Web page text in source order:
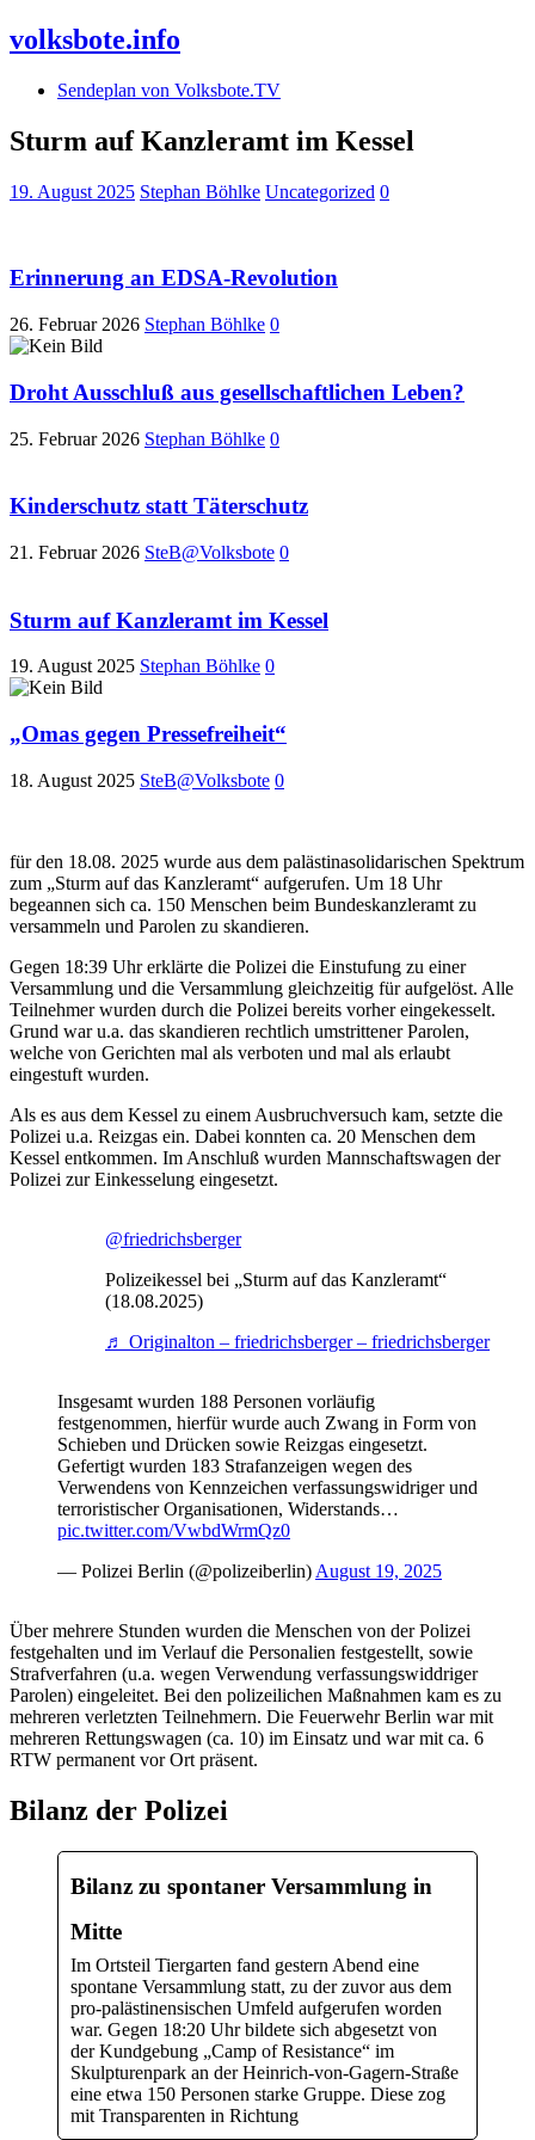
volksbote.info
Sendeplan von Volksbote.TV
Sturm auf Kanzleramt im Kessel
19. August 2025 Stephan Böhlke Uncategorized 0
Erinnerung an EDSA-Revolution
26. Februar 2026 Stephan Böhlke 0
Droht Ausschluß aus gesellschaftlichen Leben?
25. Februar 2026 Stephan Böhlke 0
Kinderschutz statt Täterschutz
21. Februar 2026 SteB@Volksbote 0
Sturm auf Kanzleramt im Kessel
19. August 2025 Stephan Böhlke 0
„Omas gegen Pressefreiheit“
18. August 2025 SteB@Volksbote 0
für den 18.08. 2025 wurde aus dem palästinasolidarischen Spektrum
zum „Sturm auf das Kanzleramt“ aufgerufen. Um 18 Uhr
begeannen sich ca. 150 Menschen beim Bundeskanzleramt zu
versammeln und Parolen zu skandieren.
Gegen 18:39 Uhr erklärte die Polizei die Einstufung zu einer
Versammlung und die Versammlung gleichzeitig für aufgelöst. Alle
Teilnehmer wurden durch die Polizei bereits vorher eingekesselt.
Grund war u.a. das skandieren rechtlich umstrittener Parolen,
welche von Gerichten mal als verboten und mal als erlaubt
eingestuft wurden.
Als es aus dem Kessel zu einem Ausbruchversuch kam, setzte die
Polizei u.a. Reizgas ein. Dabei konnten ca. 20 Menschen dem
Kessel entkommen. Im Anschluß wurden Mannschaftswagen der
Polizei zur Einkesselung eingesetzt.
@friedrichsberger
Polizeikessel bei „Sturm auf das Kanzleramt“
(18.08.2025)
♬ Originalton – friedrichsberger – friedrichsberger
Insgesamt wurden 188 Personen vorläufig
festgenommen, hierfür wurde auch Zwang in Form von
Schieben und Drücken sowie Reizgas eingesetzt.
Gefertigt wurden 183 Strafanzeigen wegen des
Verwendens von Kennzeichen verfassungswidriger und
terroristischer Organisationen, Widerstands…
pic.twitter.com/VwbdWrmQz0
— Polizei Berlin (@polizeiberlin) August 19, 2025
Über mehrere Stunden wurden die Menschen von der Polizei
festgehalten und im Verlauf die Personalien festgestellt, sowie
Strafverfahren (u.a. wegen Verwendung verfassungswiddriger
Parolen) eingeleitet. Bei den polizeilichen Maßnahmen kam es zu
mehreren verletzten Teilnehmern. Die Feuerwehr Berlin war mit
mehreren Rettungswagen (ca. 10) im Einsatz und war mit ca. 6
RTW permanent vor Ort präsent.
Bilanz der Polizei
Bilanz zu spontaner Versammlung in
Mitte
Im Ortsteil Tiergarten fand gestern Abend eine
spontane Versammlung statt, zu der zuvor aus dem
pro-palästinensischen Umfeld aufgerufen worden
war. Gegen 18:20 Uhr bildete sich abgesetzt von
der Kundgebung „Camp of Resistance“ im
Skulpturenpark an der Heinrich-von-Gagern-Straße
eine etwa 150 Personen starke Gruppe. Diese zog
mit Transparenten in Richtung